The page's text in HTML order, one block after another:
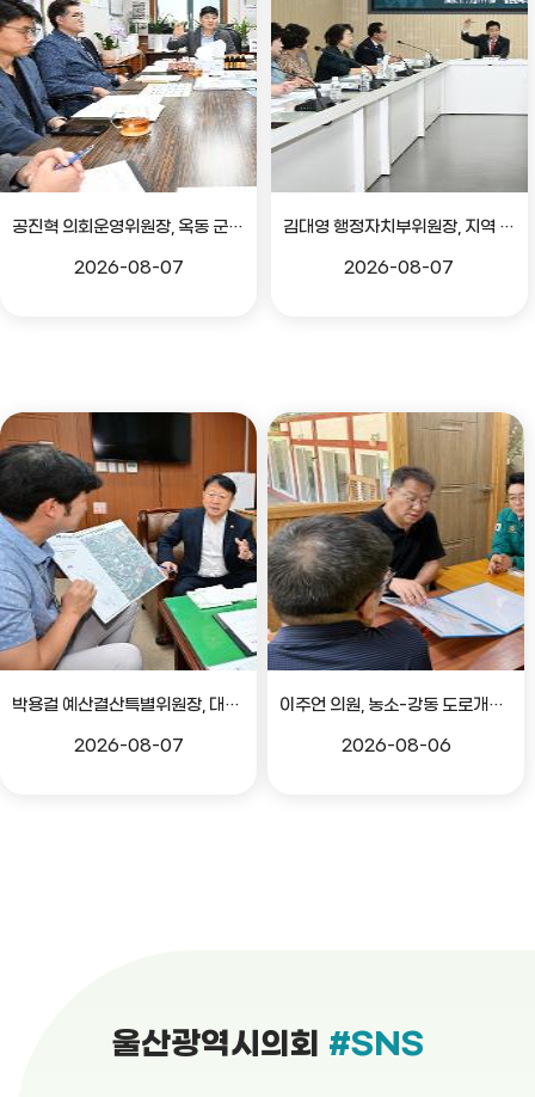
공진혁 의회운영위원장, 옥동 군부대 이전지 양동마을 주민지원사업 점검
2026-08-07
김대영 행정자치부위원장, 지역 현안 의견 청취 간담회
2026-08-07
박용걸 예산결산특별위원장, 대공원로 확장공사 현안점검 간담회
2026-08-07
이주언 의원, 농소-강동 도로개설 민원 현장 점검
2026-08-06
울산광역시의회 #SNS